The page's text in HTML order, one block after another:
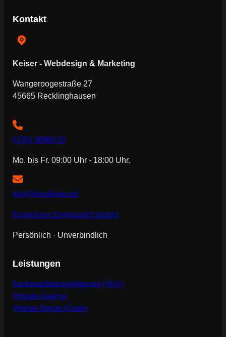
Kontakt
Keiser - Webdesign & Marketing
Wangeroogestraße 27
45665 Recklinghausen
02361 90860-59
Mo. bis Fr. 09:00 Uhr - 18:00 Uhr.
info@davidkeiser.de
Kostenloses Erstgespräch sichern
Persönlich · Unverbindlich
Leistungen
Suchmaschinenoptimierung (SEO)
Website-Analyse
Website Report (Gratis)